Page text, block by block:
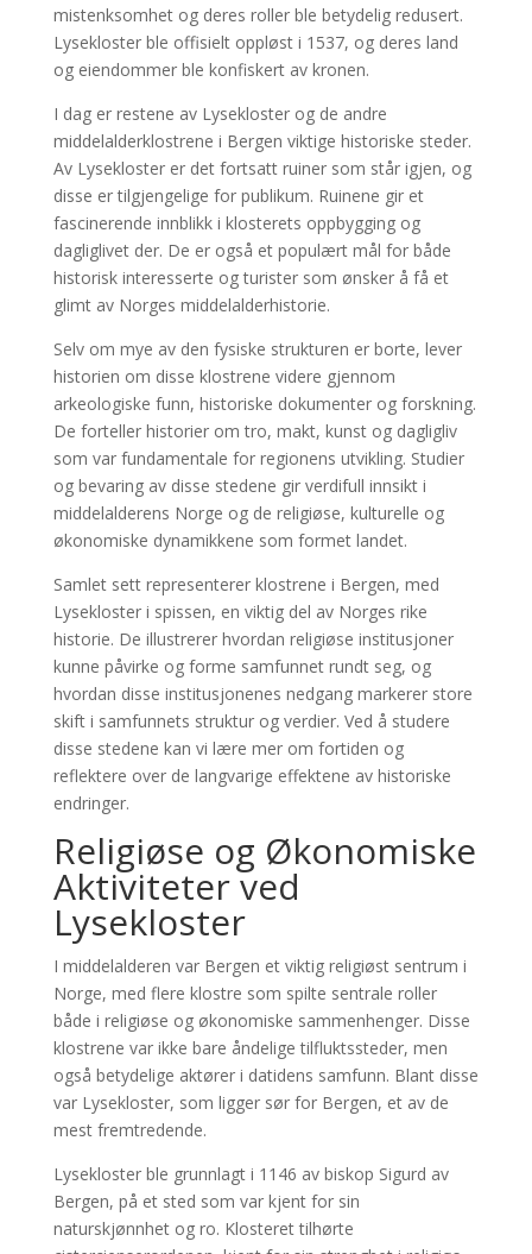
mistenksomhet og deres roller ble betydelig redusert.
Lysekloster ble offisielt oppløst i 1537, og deres land
og eiendommer ble konfiskert av kronen.
I dag er restene av Lysekloster og de andre
middelalderklostrene i Bergen viktige historiske steder.
Av Lysekloster er det fortsatt ruiner som står igjen, og
disse er tilgjengelige for publikum. Ruinene gir et
fascinerende innblikk i klosterets oppbygging og
dagliglivet der. De er også et populært mål for både
historisk interesserte og turister som ønsker å få et
glimt av Norges middelalderhistorie.
Selv om mye av den fysiske strukturen er borte, lever
historien om disse klostrene videre gjennom
arkeologiske funn, historiske dokumenter og forskning.
De forteller historier om tro, makt, kunst og dagligliv
som var fundamentale for regionens utvikling. Studier
og bevaring av disse stedene gir verdifull innsikt i
middelalderens Norge og de religiøse, kulturelle og
økonomiske dynamikkene som formet landet.
Samlet sett representerer klostrene i Bergen, med
Lysekloster i spissen, en viktig del av Norges rike
historie. De illustrerer hvordan religiøse institusjoner
kunne påvirke og forme samfunnet rundt seg, og
hvordan disse institusjonenes nedgang markerer store
skift i samfunnets struktur og verdier. Ved å studere
disse stedene kan vi lære mer om fortiden og
reflektere over de langvarige effektene av historiske
endringer.
Religiøse og Økonomiske
Aktiviteter ved
Lysekloster
I middelalderen var Bergen et viktig religiøst sentrum i
Norge, med flere klostre som spilte sentrale roller
både i religiøse og økonomiske sammenhenger. Disse
klostrene var ikke bare åndelige tilfluktssteder, men
også betydelige aktører i datidens samfunn. Blant disse
var Lysekloster, som ligger sør for Bergen, et av de
mest fremtredende.
Lysekloster ble grunnlagt i 1146 av biskop Sigurd av
Bergen, på et sted som var kjent for sin
naturskjønnhet og ro. Klosteret tilhørte